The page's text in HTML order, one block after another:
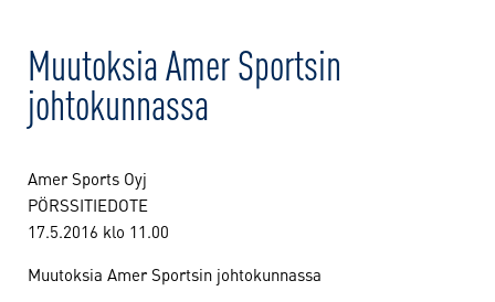
Muutoksia Amer Sportsin
johtokunnassa
Amer Sports Oyj
PÖRSSITIEDOTE
17.5.2016 klo 11.00
Muutoksia Amer Sportsin johtokunnassa